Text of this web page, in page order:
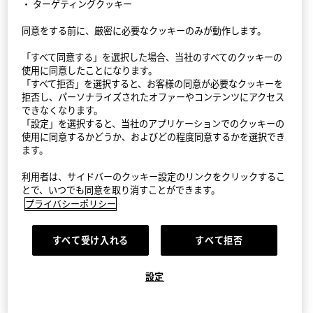
StyleHint アプリ
利用規約
プライバシーポリシー（外部送信ポリシーを含む）
サイトマップ
お問い合わせ
会社概要
©FAST RETAILING CO., LTD.
・ ターゲティングクッキー
同意をする前に、厳密に必要なクッキーのみが動作します。
「すべて同意する」を選択した場合、当社のすべてのクッキーの
使用に同意したことになります。
「すべて拒否」を選択すると、お客様の同意が必要なクッキーを
拒否し、パーソナライズされたオファーやコンテンツにアクセス
できなくなります。
「設定」を選択すると、当社のアプリケーションでのクッキーの
使用に同意するかどうか、およびどの程度同意するかを選択でき
ます。
利用者は、サイドバーのクッキー設定のリンクをクリックするこ
とで、いつでも同意を取り消すことができます。
プライバシーポリシー
すべて受け入れる すべて拒否
設定